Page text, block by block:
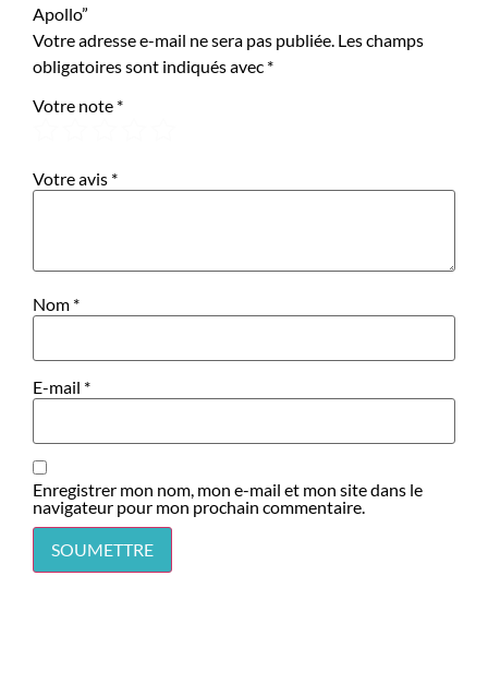
Apollo”
Votre adresse e-mail ne sera pas publiée. Les champs
obligatoires sont indiqués avec *
Votre note *
Votre avis *
Nom *
E-mail *
Enregistrer mon nom, mon e-mail et mon site dans le
navigateur pour mon prochain commentaire.